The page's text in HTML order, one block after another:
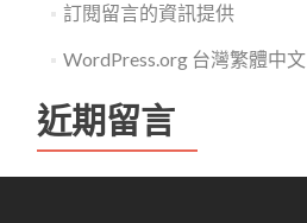
訂閱留言的資訊提供
WordPress.org 台灣繁體中文
近期留言